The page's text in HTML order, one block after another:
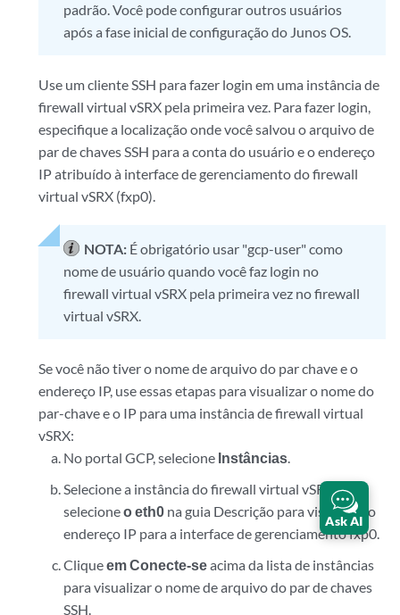
padrão. Você pode configurar outros usuários
após a fase inicial de configuração do Junos OS.
Use um cliente SSH para fazer login em uma instância de
firewall virtual vSRX pela primeira vez. Para fazer login,
especifique a localização onde você salvou o arquivo de
par de chaves SSH para a conta do usuário e o endereço
IP atribuído à interface de gerenciamento do firewall
virtual vSRX (fxp0).
NOTA: É obrigatório usar "gcp-user" como
nome de usuário quando você faz login no
firewall virtual vSRX pela primeira vez no firewall
virtual vSRX.
Se você não tiver o nome de arquivo do par chave e o
endereço IP, use essas etapas para visualizar o nome do
par-chave e o IP para uma instância de firewall virtual
vSRX:
No portal GCP, selecione Instâncias.
Selecione a instância do firewall virtual vSRX e
selecioneo eth0na guia Descrição para visualizar o
endereço IP para a interface de gerenciamento fxp0.
Cliqueem Conecte-seacima da lista de instâncias
para visualizar o nome de arquivo do par de chaves
SSH.
Ask AI